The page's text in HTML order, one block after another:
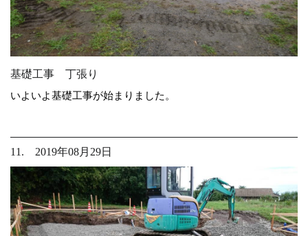
基礎工事 丁張り
いよいよ基礎工事が始まりました。
11. 2019年08月29日